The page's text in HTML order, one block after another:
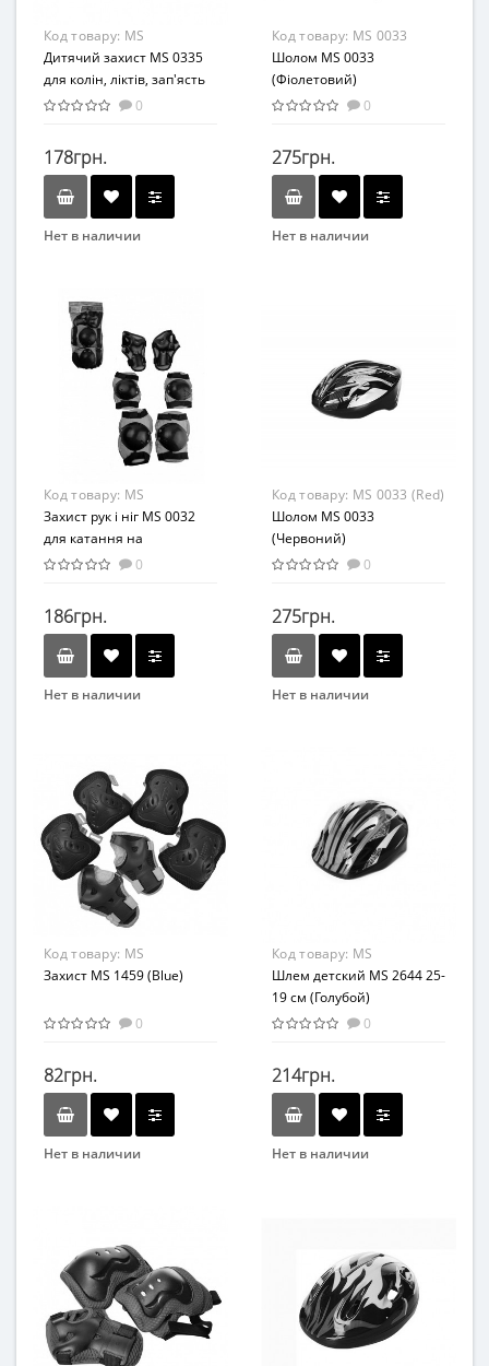
Код товару: MS
0335(Blue)
Дитячий захист MS 0335
для колін, ліктів, зап'ясть
(Синій)
0
178грн.
Нет в наличии
Аксессуары
Материал
Комбинированный
Код товару: MS 0033
(Purple)
Шолом MS 0033
(Фіолетовий)
0
275грн.
Нет в наличии
Материал
Комбинированный
Код товару: MS
0032(Green)
Захист рук і ніг MS 0032
для катання на
велосипеді, роликах,
0
186грн.
Нет в наличии
Аксессуары
Материал
Комбинированный
Код товару: MS 0033 (Red)
Шолом MS 0033
(Червоний)
0
275грн.
Нет в наличии
Материал
Комбинированный
Код товару: MS
1459(Blue)
Захист MS 1459 (Blue)
0
82грн.
Нет в наличии
Аксессуары
Материал
Комбинированный
Код товару: MS
2644(Light-Blue)
Шлем детский MS 2644 25-
19 см (Голубой)
0
214грн.
Нет в наличии
Аксессуары
Возраст
От 3-х лет
Возрастная группа